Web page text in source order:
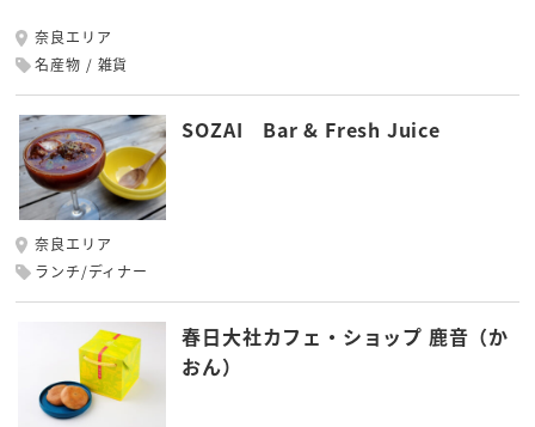
奈良エリア
名産物
雑貨
SOZAI Bar & Fresh Juice
奈良エリア
ランチ/ディナー
春日大社カフェ・ショップ 鹿音（か
おん）